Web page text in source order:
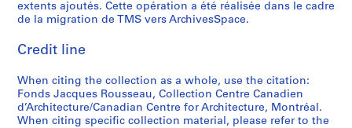
9
8
AP066.S3.D2
s
s
é
p
l
o
o
t
o
-
6
u
n
1
9
t
e
a
n
a
n
u
/
C
a
1
8
AP066.S5.D6
,
.
.
AP066.S5.D7
j
t
a
r
c
extents ajoutés. Cette opération a été réalisée dans le cadre
de la migration de TMS vers ArchivesSpace.
Credit line
When citing the collection as a whole, use the citation:
Fonds Jacques Rousseau, Collection Centre Canadien
d’Architecture/Canadian Centre for Architecture, Montréal.
When citing specific collection material, please refer to the